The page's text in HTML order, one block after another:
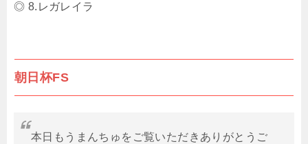
◎ 8.レガレイラ
朝日杯FS
本日もうまんちゅをご覧いただきありがとうご